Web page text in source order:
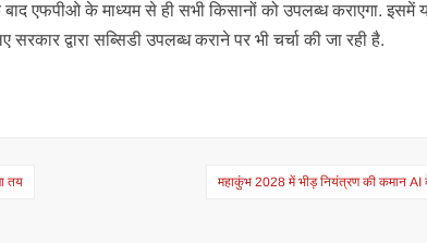
एफपीओ के माध्यम से ही सभी किसानों को उपलब्ध कराएगा. इसमें
द्वारा सब्सिडी उपलब्ध कराने पर भी चर्चा की जा रही है.
तय महाकुंभ 2028 में भीड़ नियंत्रण की कमान AI